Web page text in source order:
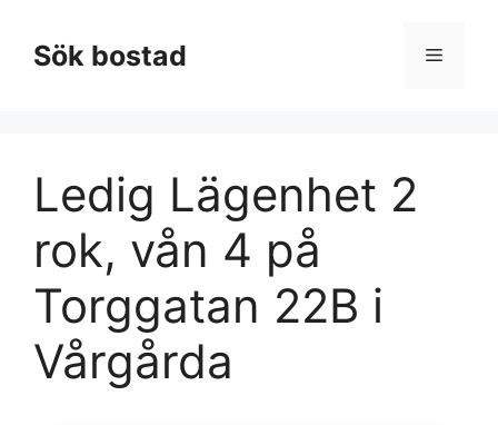
innehållSök bostad Meny
Ledig Lägenhet 2
rok, vån 4 på
Torggatan 22B i
Vårgårda